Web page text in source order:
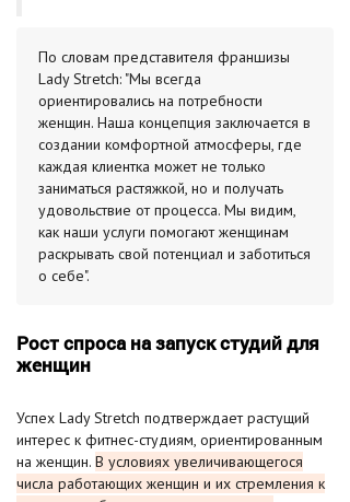
По словам представителя франшизы
Lady Stretch: "Мы всегда
ориентировались на потребности
женщин. Наша концепция заключается в
создании комфортной атмосферы, где
каждая клиентка может не только
заниматься растяжкой, но и получать
удовольствие от процесса. Мы видим,
как наши услуги помогают женщинам
раскрывать свой потенциал и заботиться
о себе".
Рост спроса на запуск студий для
женщин
Успех Lady Stretch подтверждает растущий
интерес к фитнес-студиям, ориентированным
на женщин. В условиях увеличивающегося
числа работающих женщин и их стремления к